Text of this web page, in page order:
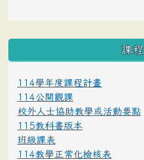
課程
114學年度課程計畫
114公開觀課
校外人士協助教學或活動要點
115教科書版本
班級課表
114教學正常化檢核表